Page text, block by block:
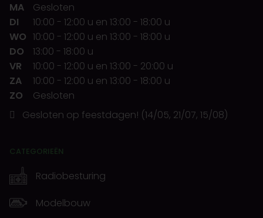
MA
Gesloten
DI
10:00 - 12:00 u en 13:00 - 18:00 u
WO 10:00 - 12:00 u en 13:00 - 18:00 u
DO
13:00 - 18:00 u
VR
10:00 - 12:00 u en 13:00 - 20:00 u
ZA
10:00 - 12:00 u en 13:00 - 18:00 u
ZO
Gesloten
Gesloten op feestdagen! (14/05, 21/07, 15/08)
CATEGORIEËN
Radiobesturing
Modelbouw